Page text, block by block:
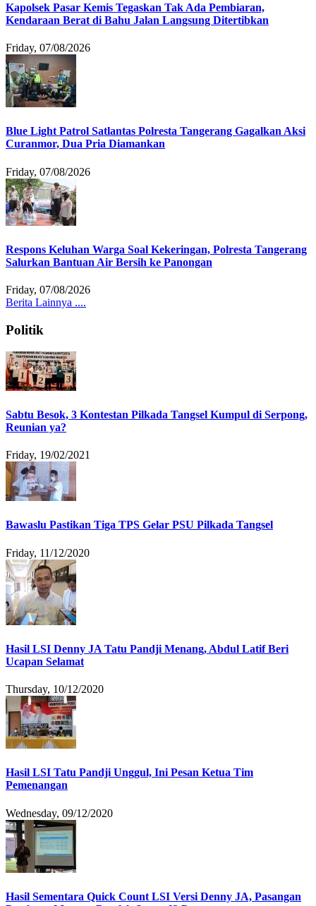
Kapolsek Pasar Kemis Tegaskan Tak Ada Pembiaran,
Kendaraan Berat di Bahu Jalan Langsung Ditertibkan
Friday, 07/08/2026
Blue Light Patrol Satlantas Polresta Tangerang Gagalkan Aksi
Curanmor, Dua Pria Diamankan
Friday, 07/08/2026
Respons Keluhan Warga Soal Kekeringan, Polresta Tangerang
Salurkan Bantuan Air Bersih ke Panongan
Friday, 07/08/2026
Berita Lainnya ....
Politik
Sabtu Besok, 3 Kontestan Pilkada Tangsel Kumpul di Serpong,
Reunian ya?
Friday, 19/02/2021
Bawaslu Pastikan Tiga TPS Gelar PSU Pilkada Tangsel
Friday, 11/12/2020
Hasil LSI Denny JA Tatu Pandji Menang, Abdul Latif Beri
Ucapan Selamat
Thursday, 10/12/2020
Hasil LSI Tatu Pandji Unggul, Ini Pesan Ketua Tim
Pemenangan
Wednesday, 09/12/2020
Hasil Sementara Quick Count LSI Versi Denny JA, Pasangan